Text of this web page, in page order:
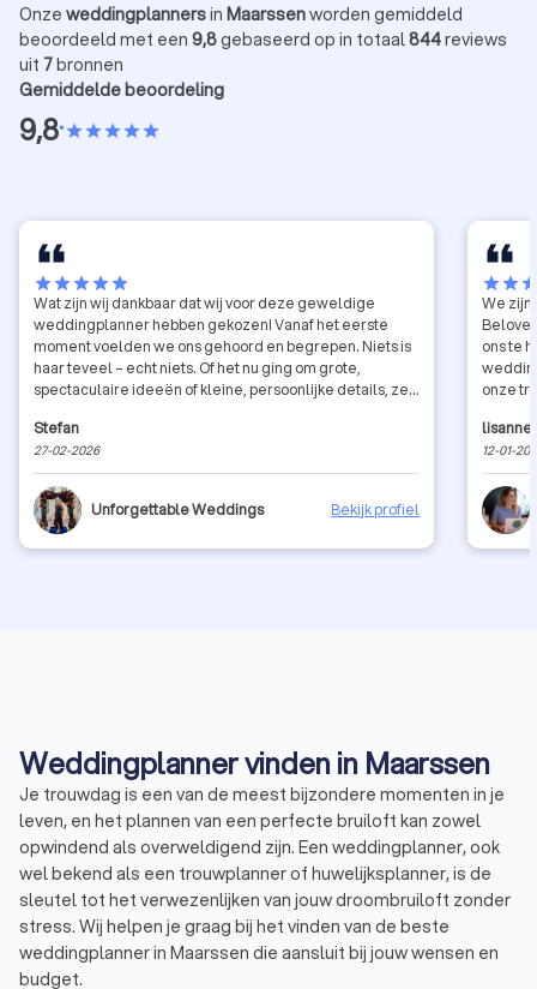
Onze weddingplannersin Maarssenworden gemiddeld
beoordeeld met een 9,8gebaseerd op in totaal844reviews
uit 7bronnen
Gemiddelde beoordeling
9,8•starstarstarstarstar
starstarstarstarstar
Wat zijn wij dankbaar dat wij voor deze geweldige
weddingplanner hebben gekozen! Vanaf het eerste
moment voelden we ons gehoord en begrepen. Niets is
haar teveel – echt niets. Of het nu ging om grote,
spectaculaire ideeën of kleine, persoonlijke details, ze
enorme toewijding. Met haar uitstekende groep
vakkundige mensen om haar heen weet ze werkelijk aan
al je wensen te voldoen, groot én klein. Alles wordt tot in
de puntjes geregeld en uitgevoerd met professionaliteit
en oog voor detail. Dankzij haar konden wij volledig
ontspannen en genieten van de aanloop naar onze grote
Stefan
27-02-2026
Unforgettable Weddings Bekijk profiel
starstar
We zijn
ons te
onze
Het
weet
te
We
kwam
totaal
had
dingen
lisanne
12-01-
Weddingplanner vinden in Maarssen
Je trouwdag is een van de meest bijzondere momenten in je
leven, en het plannen van een perfecte bruiloft kan zowel
opwindend als overweldigend zijn. Een weddingplanner, ook
wel bekend als een trouwplanner of huwelijksplanner, is de
sleutel tot het verwezenlijken van jouw droombruiloft zonder
stress. Wij helpen je graag bij het vinden van de beste
weddingplanner in Maarssen die aansluit bij jouw wensen en
budget.